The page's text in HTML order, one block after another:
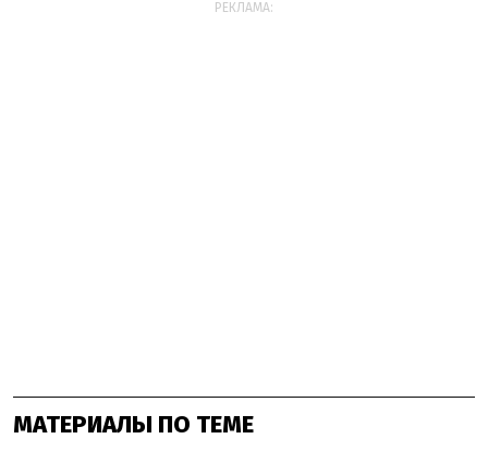
РЕКЛАМА:
МАТЕРИАЛЫ ПО ТЕМЕ